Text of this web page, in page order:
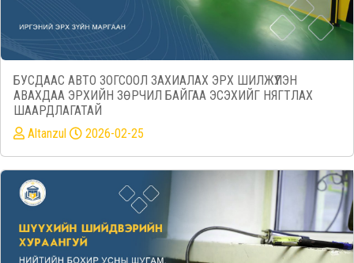
БУСДААС АВТО ЗОГСООЛ ЗАХИАЛАХ ЭРХ ШИЛЖҮҮЛЭН
АВАХДАА ЭРХИЙН ЗӨРЧИЛ БАЙГАА ЭСЭХИЙГ НЯГТЛАХ
ШААРДЛАГАТАЙ
Altanzul
2026-02-25